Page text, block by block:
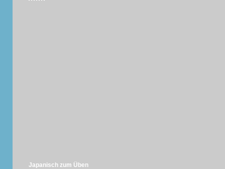
Japanisch zum Üben